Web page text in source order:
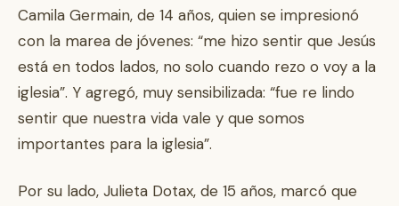
Camila Germain, de 14 años, quien se impresionó
con la marea de jóvenes: “me hizo sentir que Jesús
está en todos lados, no solo cuando rezo o voy a la
iglesia”. Y agregó, muy sensibilizada: “fue re lindo
sentir que nuestra vida vale y que somos
importantes para la iglesia”.
Por su lado, Julieta Dotax, de 15 años, marcó que